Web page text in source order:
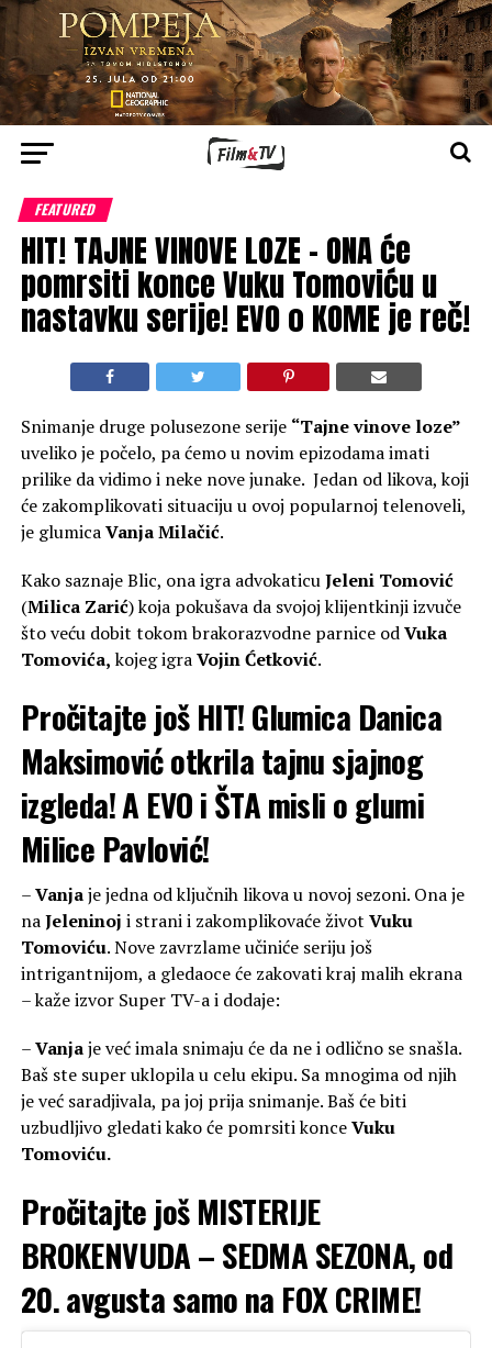
FEATURED
HIT! TAJNE VINOVE LOZE – ONA će
pomrsiti konce Vuku Tomoviću u
nastavku serije! EVO o KOME je reč!
Snimanje druge polusezone serije “Tajne vinove loze”
uveliko je počelo, pa ćemo u novim epizodama imati
prilike da vidimo i neke nove junake. Jedan od likova, koji
će zakomplikovati situaciju u ovoj popularnoj telenoveli,
je glumicaVanja Milačić.
Kako saznaje Blic, ona igra advokaticuJeleni Tomović
(Milica Zarić) koja pokušava da svojoj klijentkinji izvuče
što veću dobit tokom brakorazvodne parnice odVuka
Tomovića,kojeg igraVojin Ćetković.
Pročitajte jošHIT! Glumica Danica
Maksimović otkrila tajnu sjajnog
izgleda! A EVO i ŠTA misli o glumi
Milice Pavlović!
–Vanjaje jedna od ključnih likova u novoj sezoni. Ona je
naJeleninoj i strani i zakomplikovaće život Vuku
Tomoviću. Nove zavrzlame učiniće seriju još
intrigantnijom, a gledaoce će zakovati kraj malih ekrana
– kaže izvor Super TV-a i dodaje:
–Vanjaje već imala snimaju će da ne i odlično se snašla.
Baš ste super uklopila u celu ekipu. Sa mnogima od njih
je već saradjivala, pa joj prija snimanje. Baš će biti
uzbudljivo gledati kako će pomrsiti konceVuku
Tomoviću.
Pročitajte jošMISTERIJE
BROKENVUDA – SEDMA SEZONA, od
20. avgusta samo na FOX CRIME!